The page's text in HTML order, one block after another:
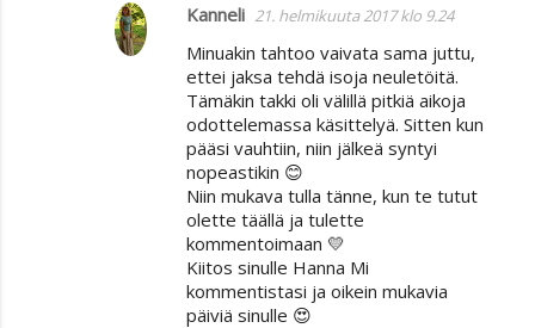
Kanneli 21. helmikuuta 2017 klo 9.24
Minuakin tahtoo vaivata sama juttu,
ettei jaksa tehdä isoja neuletöitä.
Tämäkin takki oli välillä pitkiä aikoja
odottelemassa käsittelyä. Sitten kun
pääsi vauhtiin, niin jälkeä syntyi
nopeastikin 😊
Niin mukava tulla tänne, kun te tutut
olette täällä ja tulette
kommentoimaan 💛
Kiitos sinulle Hanna Mi
kommentistasi ja oikein mukavia
päiviä sinulle 😍